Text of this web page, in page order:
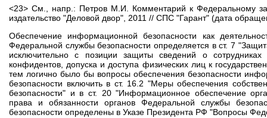
<23> См., напр.: Петров М.И. Комментарий к Федеральному
издательство "Деловой двор", 2011 // СПС "Гарант" (дата
Обеспечение информационной безопасности как
Федеральной службы безопасности определяется в ст. 7
исключительно с позиции защиты сведений о
конфидентов, допуска и доступа физических лиц к
тем логично было бы вопросы обеспечения безопасности
безопасности включить в ст. 16.2 "Меры обеспечения
безопасности" и в ст. 20 "Информационное обеспечение
права и обязанности органов Федеральной службы
безопасности определены в Указе Президента РФ "Вопросы